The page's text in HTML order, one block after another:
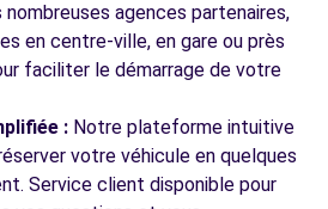
nombreuses agences partenaires,
en centre-ville, en gare ou près
faciliter le démarrage de votre
: Notre plateforme intuitive
votre véhicule en quelques
Service client disponible pour